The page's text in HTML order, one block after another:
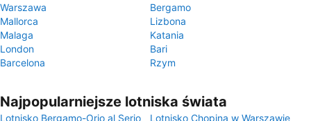
Warszawa
Bergamo
Mallorca
Lizbona
Malaga
Katania
London
Bari
Barcelona
Rzym
Najpopularniejsze lotniska świata
Lotnisko Bergamo-Orio al Serio Lotnisko Chopina w Warszawie